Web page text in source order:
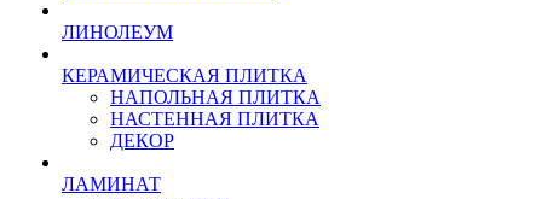
ЛИНОЛЕУМ
КЕРАМИЧЕСКАЯ ПЛИТКА
НАПОЛЬНАЯ ПЛИТКА
НАСТЕННАЯ ПЛИТКА
ДЕКОР
ЛАМИНАТ